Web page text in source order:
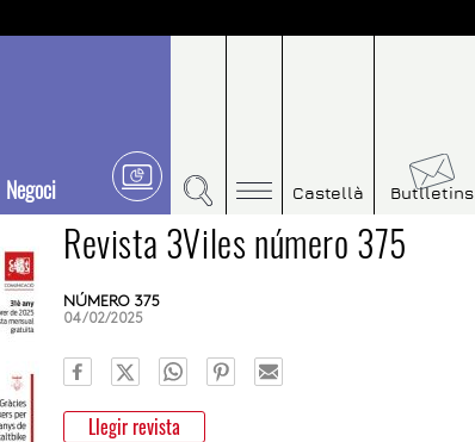
Negoci Castellà Butlletins
Revista 3Viles número 375
NÚMERO 375
04/02/2025
Llegir revista